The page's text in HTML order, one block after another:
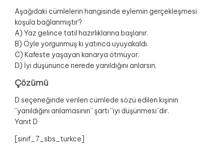
Aşağıdaki cümlelerin hangisinde eylemin gerçekleşmesi
koşula bağlanmıştır?
A) Yaz gelince tatil hazırlıklarına başlanır.
B) Öyle yorgunmuş ki yatınca uyuyakaldı.
C) Kafeste yaşayan kanarya ötmüyor.
D) İyi düşününce nerede yanıldığını anlarsın.
Çözümü
D seçeneğinde verilen cümlede sözü edilen kişinin
“yanıldığını anlamasının” şartı “iyi düşünmesi”dir.
Yanıt D
[sinif_7_sbs_turkce]